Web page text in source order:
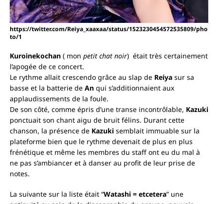
https://twitter.com/Reiya_xaaxaa/status/1523230454572535809/pho
to/1
Kuroinekochan ( mon petit chat noir) était très certainement
l’apogée de ce concert.
Le rythme allait crescendo grâce au slap de Reiya sur sa
basse et la batterie de An qui s’additionnaient aux
applaudissements de la foule.
De son côté, comme épris d’une transe incontrôlable, Kazuki
ponctuait son chant aigu de bruit félins. Durant cette
chanson, la présence de Kazuki semblait immuable sur la
plateforme bien que le rythme devenait de plus en plus
frénétique et même les membres du staff ont eu du mal à
ne pas s’ambiancer et à danser au profit de leur prise de
notes.
La suivante sur la liste était “Watashi = etcetera” une